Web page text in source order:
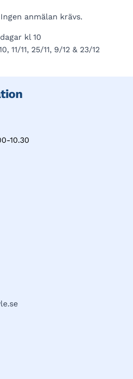
anmälan krävs.
kl 10
11/11, 25/11, 9/12 & 23/12
10.30